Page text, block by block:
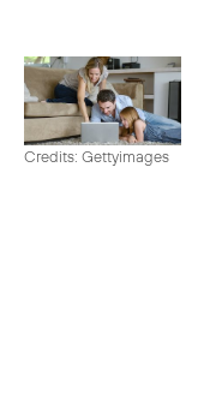
Credits: Gettyimages